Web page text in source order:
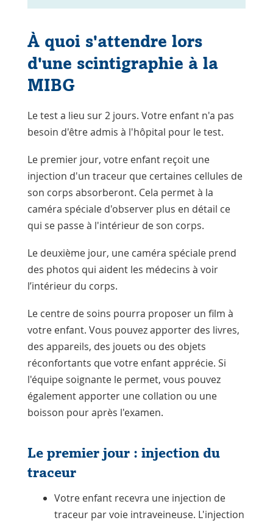
À quoi s'attendre lors
d'une scintigraphie à la
MIBG
Le test a lieu sur 2 jours. Votre enfant n'a pas
besoin d'être admis à l'hôpital pour le test.
Le premier jour, votre enfant reçoit une
injection d'un traceur que certaines cellules de
son corps absorberont. Cela permet à la
caméra spéciale d'observer plus en détail ce
qui se passe à l'intérieur de son corps.
Le deuxième jour, une caméra spéciale prend
des photos qui aident les médecins à voir
l’intérieur du corps.
Le centre de soins pourra proposer un film à
votre enfant. Vous pouvez apporter des livres,
des appareils, des jouets ou des objets
réconfortants que votre enfant apprécie. Si
l'équipe soignante le permet, vous pouvez
également apporter une collation ou une
boisson pour après l'examen.
Le premier jour : injection du
traceur
Votre enfant recevra une injection de
traceur par voie intraveineuse. L'injection